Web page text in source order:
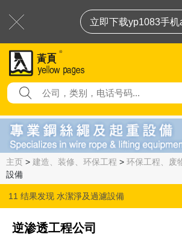
立即下载yp1083手机
主页 > 建造、装修、环保工程 > 环保工程、废
設備
11 结果发现 水潔淨及過濾設備
逆渗透工程公司